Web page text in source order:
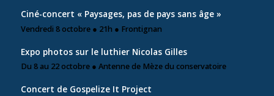
Ciné-concert « Paysages, pas de pays sans âge »
Vendredi 8 octobre ● 21h ● Frontignan
Expo photos sur le luthier Nicolas Gilles
Du 8 au 22 octobre ● Antenne de Mèze du conservatoire
Concert de Gospelize It Project